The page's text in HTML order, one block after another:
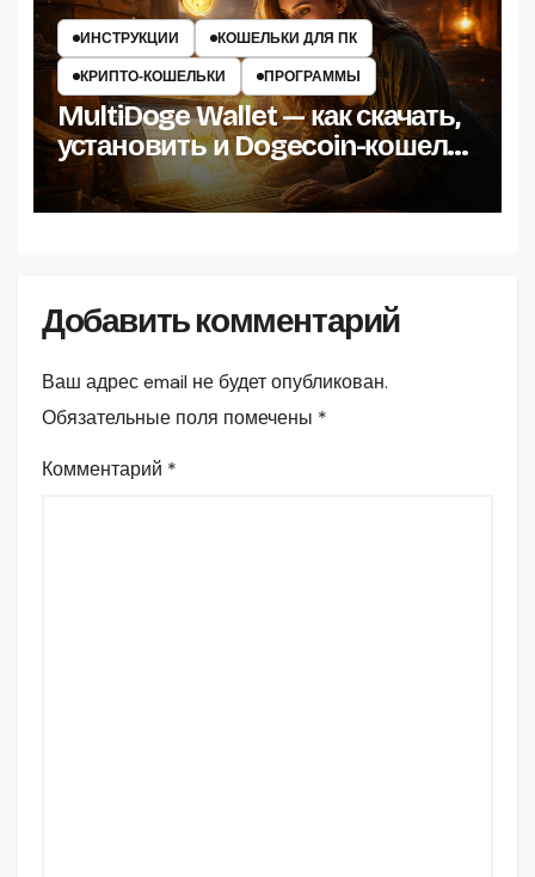
ИНСТРУКЦИИ
КОШЕЛЬКИ ДЛЯ ПК
КРИПТО‑КОШЕЛЬКИ
ПРОГРАММЫ
MultiDoge Wallet — как скачать,
установить и Dogecoin-кошелёк
на Windows
Добавить комментарий
Ваш адрес email не будет опубликован.
Обязательные поля помечены *
Комментарий *